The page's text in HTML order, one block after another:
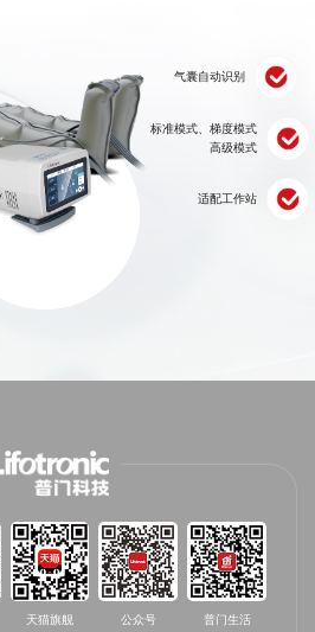
气囊自动识别
标准模式、梯度模式
高级模式
适配工作站
天猫旗舰 公众号 普门生活